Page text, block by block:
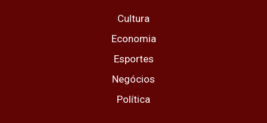
Cultura
Economia
Esportes
Negócios
Política